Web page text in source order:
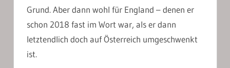
Grund. Aber dann wohl für England – denen er
schon 2018 fast im Wort war, als er dann
letztendlich doch auf Österreich umgeschwenkt
ist.